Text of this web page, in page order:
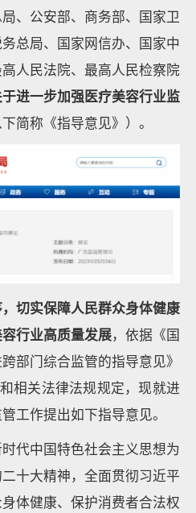
、公安部、商务部、国家卫
总局、国家网信办、国家中
人民法院、最高人民检察院
进一步加强医疗美容行业监
简称《指导意见》）。
切实保障人民群众身体健康
行业高质量发展，依据《国
部门综合监管的指导意见》
相关法律法规规定，现就进
工作提出如下指导意见。
代中国特色社会主义思想为
十大精神，全面贯彻习近平
体健康、保护消费者合法权